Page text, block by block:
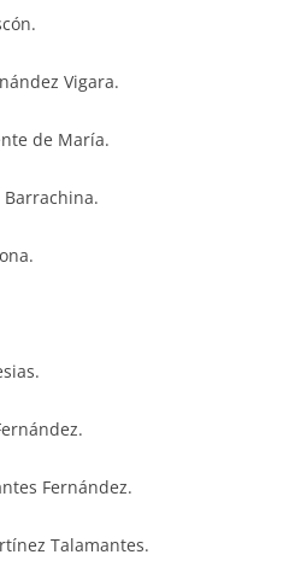
Vigara.
de María.
Barrachina.
Fernández.
Talamantes.